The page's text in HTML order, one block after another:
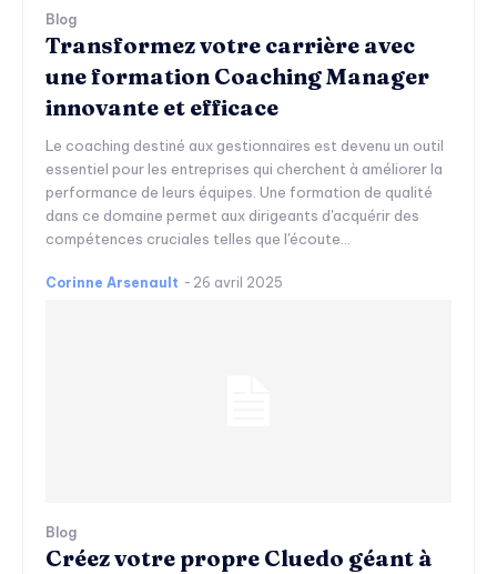
Blog
Transformez votre carrière avec
une formation Coaching Manager
innovante et efficace
Le coaching destiné aux gestionnaires est devenu un outil
essentiel pour les entreprises qui cherchent à améliorer la
performance de leurs équipes. Une formation de qualité
dans ce domaine permet aux dirigeants d'acquérir des
compétences cruciales telles que l'écoute...
Corinne Arsenault - 26 avril 2025
Blog
Créez votre propre Cluedo géant à